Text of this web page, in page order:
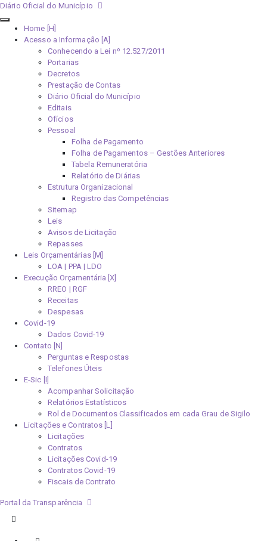
Diário Oficial do Município
Home [H]
Acesso a Informação [A]
Conhecendo a Lei nº 12.527/2011
Portarias
Decretos
Prestação de Contas
Diário Oficial do Município
Editais
Ofícios
Pessoal
Folha de Pagamento
Folha de Pagamentos – Gestões Anteriores
Tabela Remuneratória
Relatório de Diárias
Estrutura Organizacional
Registro das Competências
Sitemap
Leis
Avisos de Licitação
Repasses
Leis Orçamentárias [M]
LOA | PPA | LDO
Execução Orçamentária [X]
RREO | RGF
Receitas
Despesas
Covid-19
Dados Covid-19
Contato [N]
Perguntas e Respostas
Telefones Úteis
E-Sic [I]
Acompanhar Solicitação
Relatórios Estatísticos
Rol de Documentos Classificados em cada Grau de Sigilo
Licitações e Contratos [L]
Licitações
Contratos
Licitações Covid-19
Contratos Covid-19
Fiscais de Contrato
Portal da Transparência